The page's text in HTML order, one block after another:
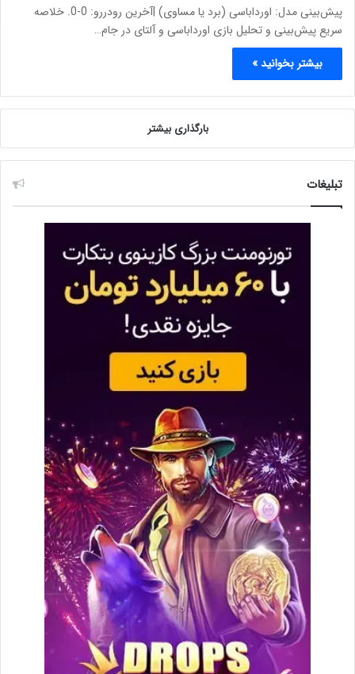
پیش‌بینی مدل: اورداباسی (برد یا مساوی) |آخرین رودررو: 0-0. خلاصه
سریع پیش‌بینی و تحلیل بازی اورداباسی و آلتای در جام…
بیشتر بخوانید »
بارگذاری بیشتر
تبلیغات